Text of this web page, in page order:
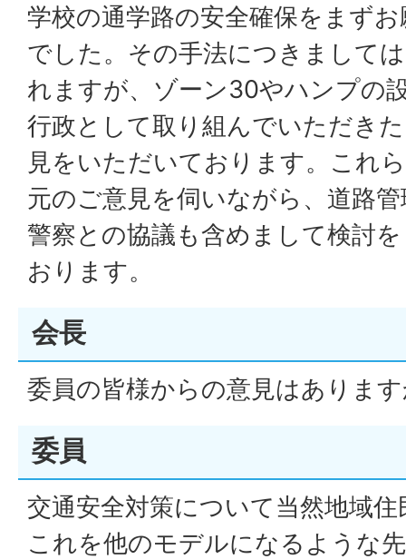
学校の通学路の安全確保をまず
でした。その手法につきまして
れますが、ゾーン30やハンプの
行政として取り組んでいただき
見をいただいております。これ
元のご意見を伺いながら、道路
警察との協議も含めまして検討
おります。
会長
委員の皆様からの意見はありま
委員
交通安全対策について当然地域
これを他のモデルになるような